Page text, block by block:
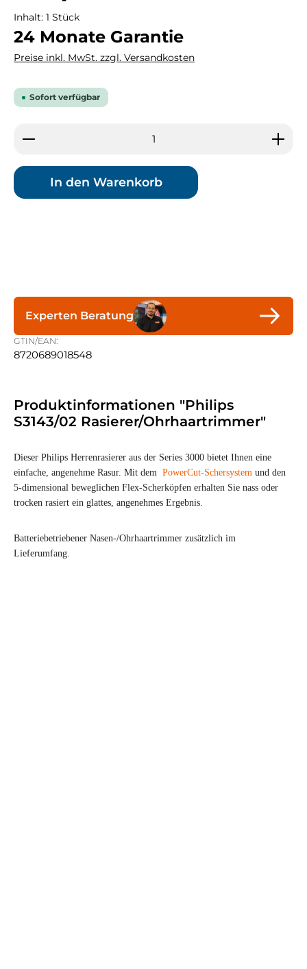
Inhalt: 1 Stück
24 Monate Garantie
Preise inkl. MwSt. zzgl. Versandkosten
Sofort verfügbar
Produkt Anzahl: Gib den gewünschten Wert
In den Warenkorb
Experten Beratung
GTIN/EAN:
8720689018548
Produktinformationen "Philips
S3143/02 Rasierer/Ohrhaartrimmer"
Dieser Philips Herrenrasierer aus der Series 3000 bietet Ihnen eine
einfache, angenehme Rasur. Mit dem PowerCut-Schersystem und den
5-dimensional beweglichen Flex-Scherköpfen erhalten Sie nass oder
trocken rasiert ein glattes, angenehmes Ergebnis.
Batteriebetriebener Nasen-/Ohrhaartrimmer zusätzlich im
Lieferumfang.